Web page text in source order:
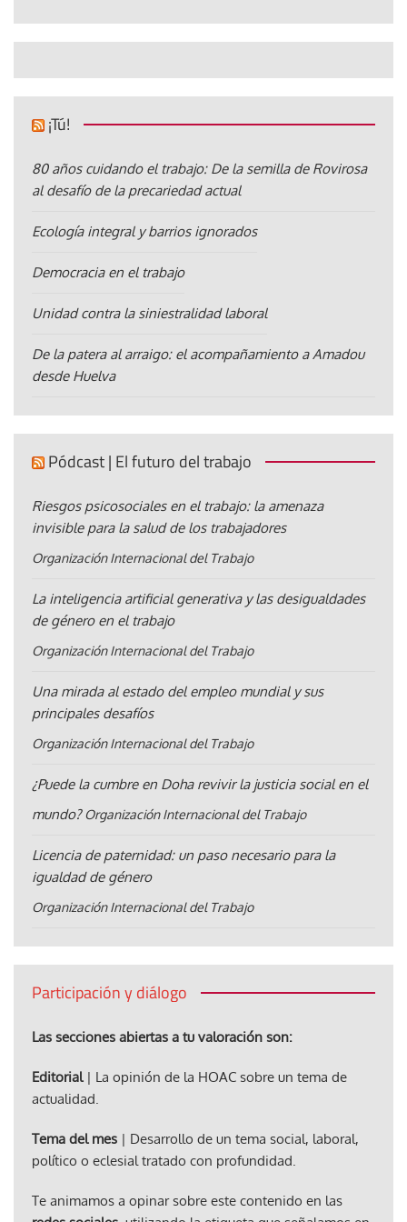
¡Tú!
80 años cuidando el trabajo: De la semilla de Rovirosa
al desafío de la precariedad actual
Ecología integral y barrios ignorados
Democracia en el trabajo
Unidad contra la siniestralidad laboral
De la patera al arraigo: el acompañamiento a Amadou
desde Huelva
Pódcast | El futuro del trabajo
Riesgos psicosociales en el trabajo: la amenaza
invisible para la salud de los trabajadores
Organización Internacional del Trabajo
La inteligencia artificial generativa y las desigualdades
de género en el trabajo
Organización Internacional del Trabajo
Una mirada al estado del empleo mundial y sus
principales desafíos
Organización Internacional del Trabajo
¿Puede la cumbre en Doha revivir la justicia social en el
mundo? Organización Internacional del Trabajo
Licencia de paternidad: un paso necesario para la
igualdad de género
Organización Internacional del Trabajo
Participación y diálogo
Las secciones abiertas a tu valoración son:
Editorial| La opinión de la HOAC sobre un tema de
actualidad.
Tema del mes | Desarrollo de un tema social, laboral,
político o eclesial tratado con profundidad.
Te animamos a opinar sobre este contenido en las